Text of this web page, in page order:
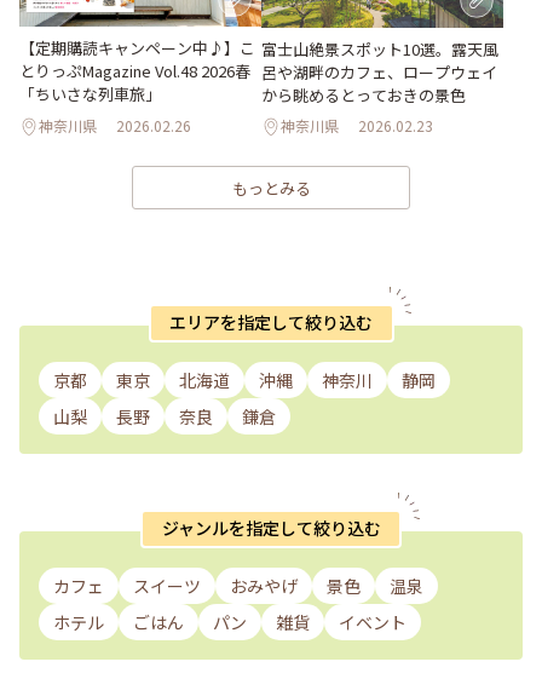
【定期購読キャンペーン中♪】こ
とりっぷMagazine Vol.48 2026春
「ちいさな列車旅」
神奈川県 2026.02.26
富士山絶景スポット10選。露天風
呂や湖畔のカフェ、ロープウェイ
から眺めるとっておきの景色
神奈川県 2026.02.23
もっとみる
エリアを指定して絞り込む
京都 東京 北海道 沖縄 神奈川
静岡
山梨
長野 奈良 鎌倉
ジャンルを指定して絞り込む
カフェ スイーツ おみやげ 景色
温泉
ホテル
ごはん パン 雑貨 イベント